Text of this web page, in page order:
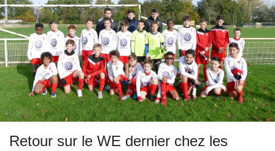
Retour sur le WE dernier chez les